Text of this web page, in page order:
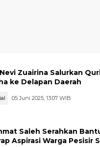
Zuairina Salurkan
ke Delapan Daerah
05 Juni 2025, 13:07 WIB
Saleh Serahkan
Aspirasi Warga Pesisir